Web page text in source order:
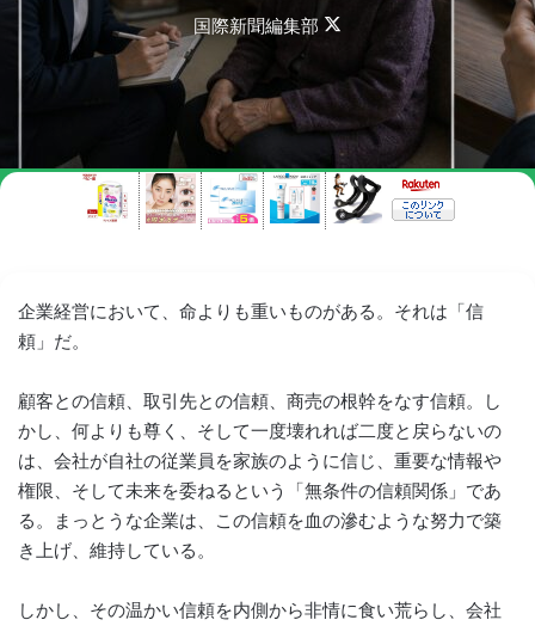
国際新聞編集部
X
企業経営において、命よりも重いものがある。それは「信
頼」だ。
顧客との信頼、取引先との信頼、商売の根幹をなす信頼。し
かし、何よりも尊く、そして一度壊れれば二度と戻らないの
は、会社が自社の従業員を家族のように信じ、重要な情報や
権限、そして未来を委ねるという「無条件の信頼関係」であ
る。まっとうな企業は、この信頼を血の滲むような努力で築
き上げ、維持している。
しかし、その温かい信頼を内側から非情に食い荒らし、会社